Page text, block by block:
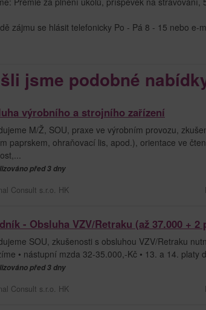
zájmu se hlásit telefonicky Po - Pá 8 - 15 nebo e-
jsme podobné
výrobního a strojního zařízení
M/Ž, SOU, praxe ve výrobním provozu,
paprskem, ohraňovací lis, apod.), orientace ve
před 3 dny
Consult s.r.o. HK
- Obsluha VZV/Retraku (až 37.000 +
SOU, zkušenosti s obsluhou VZV/Retraku
• nástupní mzda 32-35.000,-Kč • 13. a 14. platy
před 3 dny
Consult s.r.o. HK